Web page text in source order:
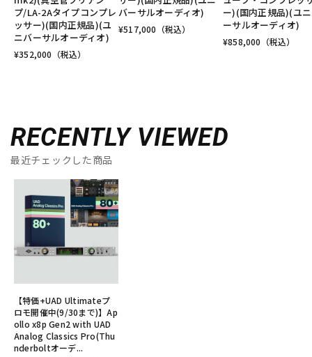
プ/LA-2Aタイプコンプレ
ッサー)(国内正規品)(ユ
ニバーサルオーディオ)
¥352,000 （税込）
バーサルオーディオ)
¥517,000 （税込）
ー)(国内正規品)(ユ
ーサルオーディオ)
¥858,000 （税込）
RECENTLY VIEWED
最近チェックした商品
【特価+UAD Ultimateプ
ロモ開催中(9/30まで)】Ap
ollo x8p Gen2 with UAD
Analog Classics Pro(Thu
nderboltオーデ...